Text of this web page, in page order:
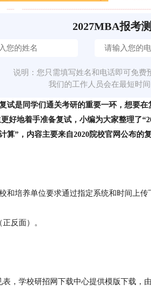
2027MBA报考
说明：您只需填写姓名和电话即可免费
我们的工作人员会在最短时
试是同学们通关考研的重要一环，想要
好地着手准备复试，小编为大家整理了
算”，内容主要来自2020院校官网公布的
和培养单位要求通过指定系统和时间上传
正反面）。
表，学校研招网下载中心提供模版下载